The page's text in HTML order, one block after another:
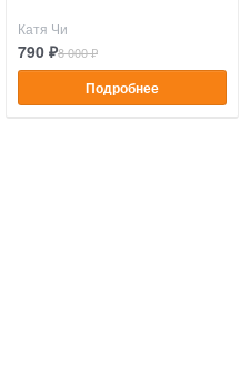
Катя Чи
790 ₽8 000 ₽
Подробнее